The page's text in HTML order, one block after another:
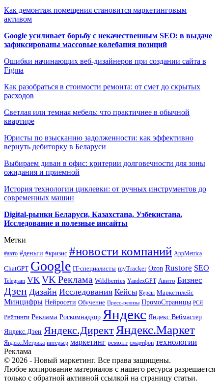
Как демонтаж помещения становится маркетинговым
активом
Google усиливает борьбу с некачественным SEO: в выдаче
зафиксированы массовые колебания позиций
Ошибки начинающих веб-дизайнеров при создании сайта в
Figma
Как разобраться в стоимости ремонта: от смет до скрытых
расходов
Светлая или темная мебель: что практичнее в обычной
квартире
Юристы по взысканию задолженности: как эффективно
вернуть дебиторку в Беларуси
Выбираем диван в офис: критерии долговечности для зоны
ожидания и приемной
История технологии циклевки: от ручных инструментов до
современных машин
Digital-рынки Беларуси, Казахстана, Узбекистана.
Исследование и полезные инсайты
Метки
#авто #деньги #кризис #новости компаний AppMetrica
ChatGPT Google IT-специалисты myTracker Ozon Rustore SEO
Telegram VK VK Реклама Wildberries YandexGPT Авито Бизнес
Дзен Дизайн Исследования Кейсы Курсы Маркетплейс
Минцифры Нейросети Обучение Пресс-релизы ПромоСтраницы РСЯ
Рейтинги Реклама Роскомнадзор Яндекс Яндекс.Вебмастер
Яндекс.Дзен Яндекс.ДиректЯндекс.Маркет
Яндекс.Метрика интерьер маркетинг ремонт смартфон технологии
Реклама
© 2026 - Новый маркетинг. Все права защищены.
Любое копирование материалов с нашего ресурса разрешается
только с обратной активной ссылкой на страницу статьи.